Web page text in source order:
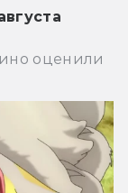
оценили